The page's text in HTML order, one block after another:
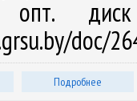
опт.
doc/
Подробнее